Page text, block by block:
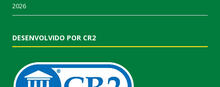
2026
DESENVOLVIDO POR CR2